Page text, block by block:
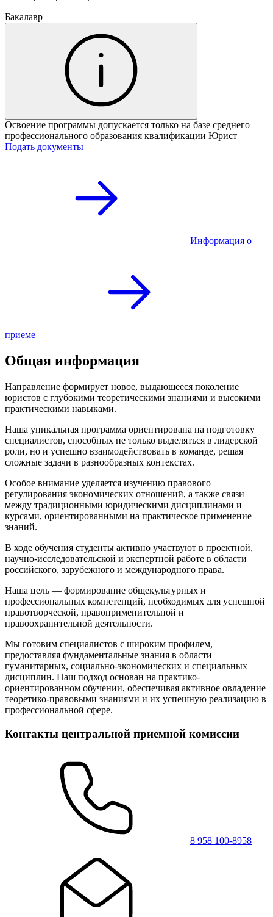
Бакалавр
Освоение программы допускается только на базе среднего
профессионального образования квалификации Юрист
Подать документы
Информация о
приеме
Общая информация
Направление формирует новое, выдающееся поколение
юристов с глубокими теоретическими знаниями и высокими
практическими навыками.
Наша уникальная программа ориентирована на подготовку
специалистов, способных не только выделяться в лидерской
роли, но и успешно взаимодействовать в команде, решая
сложные задачи в разнообразных контекстах.
Особое внимание уделяется изучению правового
регулирования экономических отношений, а также связи
между традиционными юридическими дисциплинами и
курсами, ориентированными на практическое применение
знаний.
В ходе обучения студенты активно участвуют в проектной,
научно-исследовательской и экспертной работе в области
российского, зарубежного и международного права.
Наша цель — формирование общекультурных и
профессиональных компетенций, необходимых для успешной
правотворческой, правоприменительной и
правоохранительной деятельности.
Мы готовим специалистов с широким профилем,
предоставляя фундаментальные знания в области
гуманитарных, социально-экономических и специальных
дисциплин. Наш подход основан на практико-
ориентированном обучении, обеспечивая активное овладение
теоретико-правовыми знаниями и их успешную реализацию в
профессиональной сфере.
Контакты центральной приемной комиссии
8 958 100-8958